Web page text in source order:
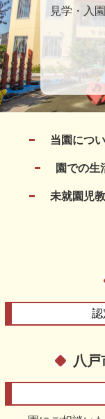
見学・入
当園につ
園での生
未就園児
認
八